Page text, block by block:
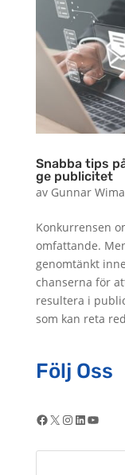
Snabba tips
ge publicitet
av Gunnar
Konkurrensen
omfattande.
genomtänkt
chanserna för
resultera i
som kan reta
Följ Oss
Facebook
X Instagram
LinkedIn